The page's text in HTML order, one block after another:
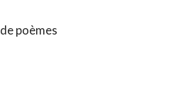
de poèmes